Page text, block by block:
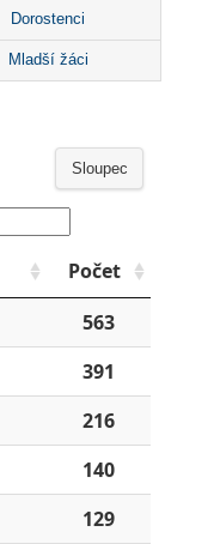
Dorostenci
Mladší žáci
Sloupec
Počet
563
391
216
140
129